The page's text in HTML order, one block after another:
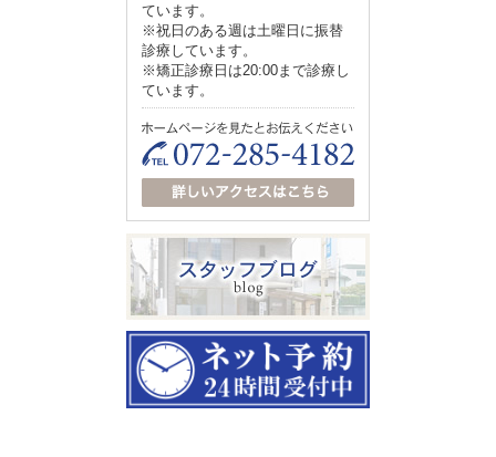
ています。
※祝日のある週は土曜日に振替
診療しています。
※矯正診療日は20:00まで診療し
ています。